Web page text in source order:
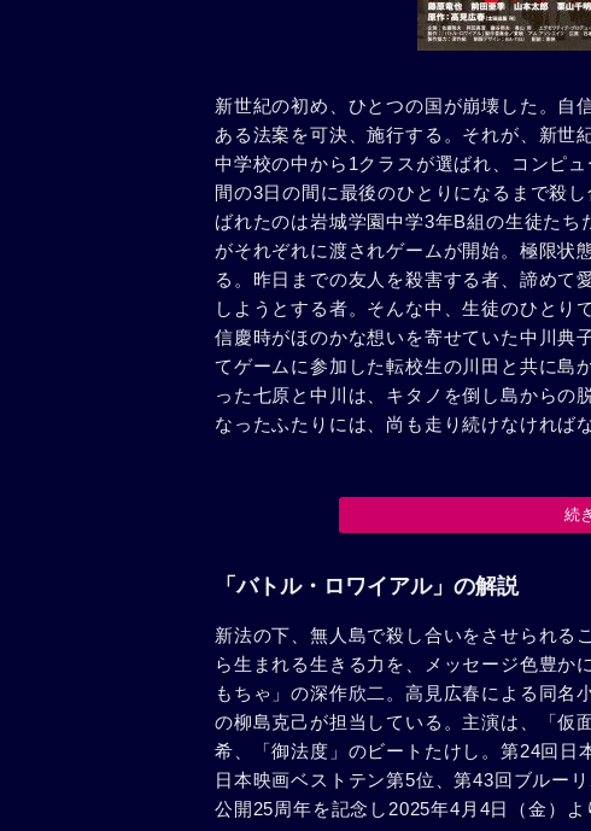
新世紀の初め、ひとつの国が崩壊した。自
ある法案を可決、施行する。それが、新世
中学校の中から1クラスが選ばれ、コンピ
間の3日の間に最後のひとりになるまで殺
ばれたのは岩城学園中学3年B組の生徒た
がそれぞれに渡されゲームが開始。極限状
る。昨日までの友人を殺害する者、諦めて
しようとする者。そんな中、生徒のひとり
信慶時がほのかな想いを寄せていた中川典
てゲームに参加した転校生の川田と共に島
った七原と中川は、キタノを倒し島からの
なったふたりには、尚も走り続けなければ
続
「バトル・ロワイアル」の解説
新法の下、無人島で殺し合いをさせられる
ら生まれる生きる力を、メッセージ色豊か
もちゃ」の深作欣二。高見広春による同名
の柳島克己が担当している。主演は、「仮
希、「御法度」のビートたけし。第24回日
日本映画ベストテン第5位、第43回ブルー
公開25周年を記念し2025年4月4日（金）よ